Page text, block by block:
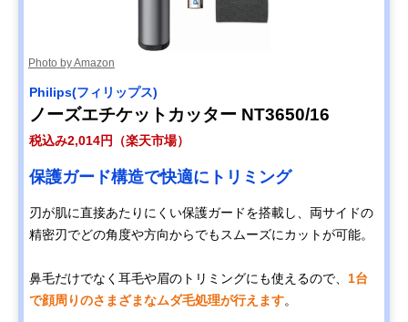
Photo by Amazon
Philips(フィリップス)
ノーズエチケットカッター NT3650/16
税込み2,014円（楽天市場）
保護ガード構造で快適にトリミング
刃が肌に直接あたりにくい保護ガードを搭載し、両サイドの
精密刃でどの角度や方向からでもスムーズにカットが可能。
鼻毛だけでなく耳毛や眉のトリミングにも使えるので、 1台
で顔周りのさまざまなムダ毛処理が行えます。